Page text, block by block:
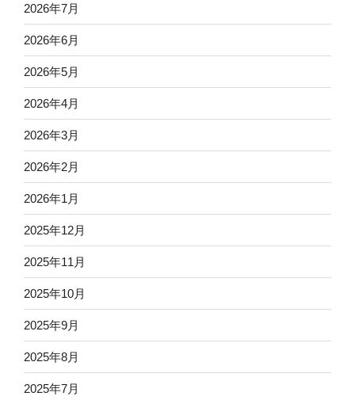
2026年7月
2026年6月
2026年5月
2026年4月
2026年3月
2026年2月
2026年1月
2025年12月
2025年11月
2025年10月
2025年9月
2025年8月
2025年7月